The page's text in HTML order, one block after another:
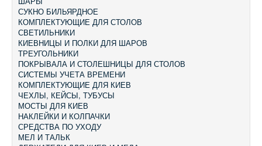
СУКНО БИЛЬЯРДНОЕ
КОМПЛЕКТУЮЩИЕ ДЛЯ СТОЛОВ
СВЕТИЛЬНИКИ
КИЕВНИЦЫ И ПОЛКИ ДЛЯ ШАРОВ
ТРЕУГОЛЬНИКИ
ПОКРЫВАЛА И СТОЛЕШНИЦЫ ДЛЯ СТОЛОВ
СИСТЕМЫ УЧЕТА ВРЕМЕНИ
КОМПЛЕКТУЮЩИЕ ДЛЯ КИЕВ
ЧЕХЛЫ, КЕЙСЫ, ТУБУСЫ
МОСТЫ ДЛЯ КИЕВ
НАКЛЕЙКИ И КОЛПАЧКИ
СРЕДСТВА ПО УХОДУ
МЕЛ И ТАЛЬК